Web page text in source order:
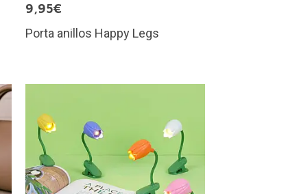
9,95€
Porta anillos Happy Legs